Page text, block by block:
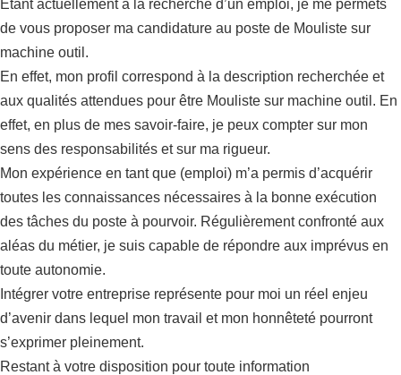
Étant actuellement à la recherche d’un emploi, je me permets
de vous proposer ma candidature au poste de Mouliste sur
machine outil.
En effet, mon profil correspond à la description recherchée et
aux qualités attendues pour être Mouliste sur machine outil. En
effet, en plus de mes savoir-faire, je peux compter sur mon
sens des responsabilités et sur ma rigueur.
Mon expérience en tant que (emploi) m’a permis d’acquérir
toutes les connaissances nécessaires à la bonne exécution
des tâches du poste à pourvoir. Régulièrement confronté aux
aléas du métier, je suis capable de répondre aux imprévus en
toute autonomie.
Intégrer votre entreprise représente pour moi un réel enjeu
d’avenir dans lequel mon travail et mon honnêteté pourront
s’exprimer pleinement.
Restant à votre disposition pour toute information